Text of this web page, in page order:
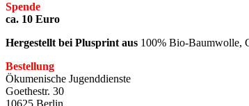
Spende
ca. 10 Euro
Hergestellt bei Plusprint aus 100% Bio-Baumwolle,
Bestellung
Ökumenische Jugenddienste
Goethestr. 30